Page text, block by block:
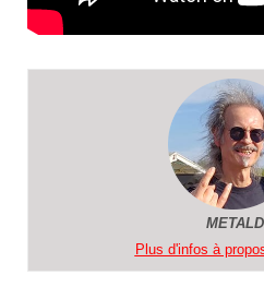
Plus d'infos à